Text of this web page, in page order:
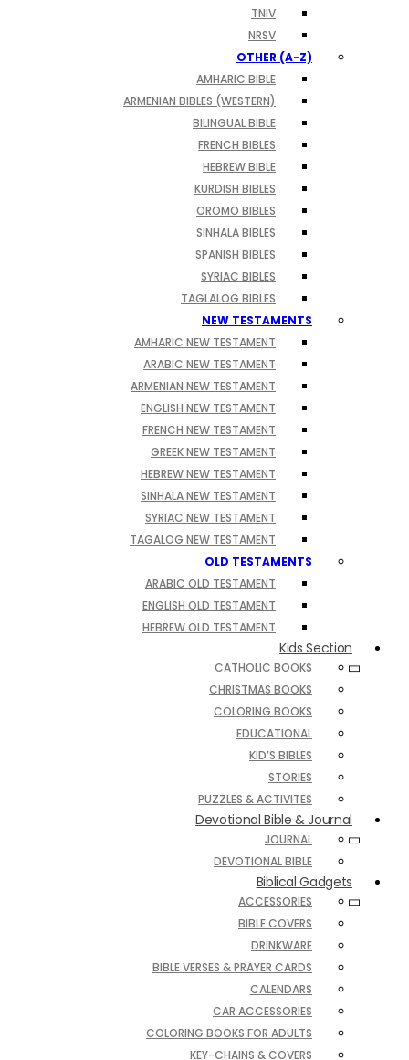
TNIV
NRSV
OTHER (A-Z)
AMHARIC BIBLE
ARMENIAN BIBLES (WESTERN)
BILINGUAL BIBLE
FRENCH BIBLES
HEBREW BIBLE
KURDISH BIBLES
OROMO BIBLES
SINHALA BIBLES
SPANISH BIBLES
SYRIAC BIBLES
TAGLALOG BIBLES
NEW TESTAMENTS
AMHARIC NEW TESTAMENT
ARABIC NEW TESTAMENT
ARMENIAN NEW TESTAMENT
ENGLISH NEW TESTAMENT
FRENCH NEW TESTAMENT
GREEK NEW TESTAMENT
HEBREW NEW TESTAMENT
SINHALA NEW TESTAMENT
SYRIAC NEW TESTAMENT
TAGALOG NEW TESTAMENT
OLD TESTAMENTS
ARABIC OLD TESTAMENT
ENGLISH OLD TESTAMENT
HEBREW OLD TESTAMENT
Kids Section
CATHOLIC BOOKS
CHRISTMAS BOOKS
COLORING BOOKS
EDUCATIONAL
KID’S BIBLES
STORIES
PUZZLES & ACTIVITES
Devotional Bible & Journal
JOURNAL
DEVOTIONAL BIBLE
Biblical Gadgets
ACCESSORIES
BIBLE COVERS
DRINKWARE
BIBLE VERSES & PRAYER CARDS
CALENDARS
CAR ACCESSORIES
COLORING BOOKS FOR ADULTS
KEY-CHAINS & COVERS